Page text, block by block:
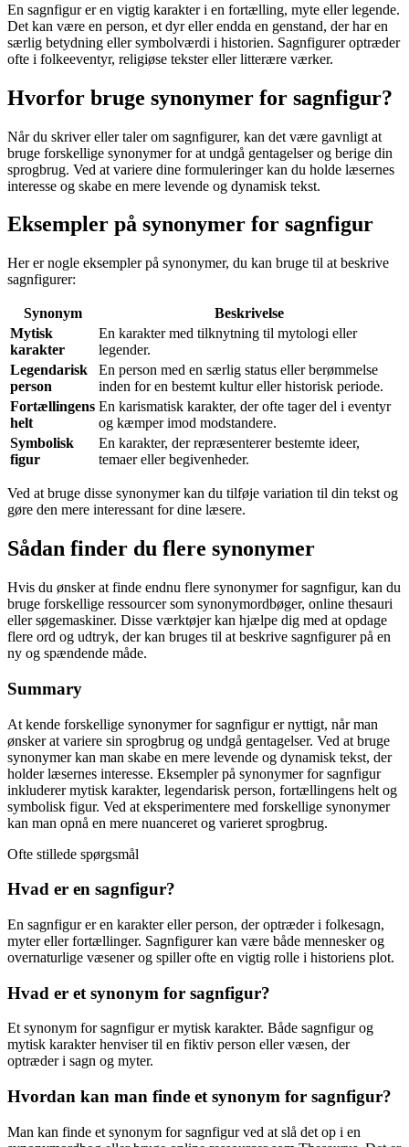
En sagnfigur er en vigtig karakter i en fortælling, myte eller legende.
Det kan være en person, et dyr eller endda en genstand, der har en
særlig betydning eller symbolværdi i historien. Sagnfigurer optræder
ofte i folkeeventyr, religiøse tekster eller litterære værker.
Hvorfor bruge synonymer for sagnfigur?
Når du skriver eller taler om sagnfigurer, kan det være gavnligt at
bruge forskellige synonymer for at undgå gentagelser og berige din
sprogbrug. Ved at variere dine formuleringer kan du holde læsernes
interesse og skabe en mere levende og dynamisk tekst.
Eksempler på synonymer for sagnfigur
Her er nogle eksempler på synonymer, du kan bruge til at beskrive
sagnfigurer:
Synonym
Beskrivelse
Mytisk
karakter
En karakter med tilknytning til mytologi eller
legender.
Legendarisk
person
En person med en særlig status eller berømmelse
inden for en bestemt kultur eller historisk periode.
Fortællingens
helt
En karismatisk karakter, der ofte tager del i eventyr
og kæmper imod modstandere.
Symbolisk
figur
En karakter, der repræsenterer bestemte ideer,
temaer eller begivenheder.
Ved at bruge disse synonymer kan du tilføje variation til din tekst og
gøre den mere interessant for dine læsere.
Sådan finder du flere synonymer
Hvis du ønsker at finde endnu flere synonymer for sagnfigur, kan du
bruge forskellige ressourcer som synonymordbøger, online thesauri
eller søgemaskiner. Disse værktøjer kan hjælpe dig med at opdage
flere ord og udtryk, der kan bruges til at beskrive sagnfigurer på en
ny og spændende måde.
Summary
At kende forskellige synonymer for sagnfigur er nyttigt, når man
ønsker at variere sin sprogbrug og undgå gentagelser. Ved at bruge
synonymer kan man skabe en mere levende og dynamisk tekst, der
holder læsernes interesse. Eksempler på synonymer for sagnfigur
inkluderer mytisk karakter, legendarisk person, fortællingens helt og
symbolisk figur. Ved at eksperimentere med forskellige synonymer
kan man opnå en mere nuanceret og varieret sprogbrug.
Ofte stillede spørgsmål
Hvad er en sagnfigur?
En sagnfigur er en karakter eller person, der optræder i folkesagn,
myter eller fortællinger. Sagnfigurer kan være både mennesker og
overnaturlige væsener og spiller ofte en vigtig rolle i historiens plot.
Hvad er et synonym for sagnfigur?
Et synonym for sagnfigur er mytisk karakter. Både sagnfigur og
mytisk karakter henviser til en fiktiv person eller væsen, der
optræder i sagn og myter.
Hvordan kan man finde et synonym for sagnfigur?
Man kan finde et synonym for sagnfigur ved at slå det op i en